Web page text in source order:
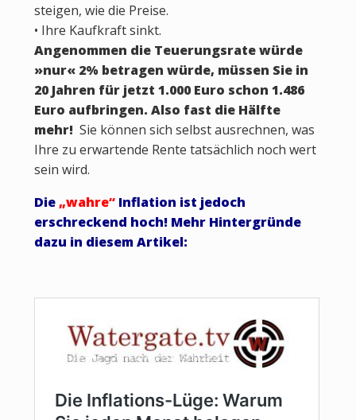
steigen, wie die Preise.
• Ihre Kaufkraft sinkt.
Angenommen die Teuerungsrate würde
»nur« 2% betragen würde, müssen Sie in
20 Jahren für jetzt 1.000 Euro schon 1.486
Euro aufbringen. Also fast die Hälfte
mehr! Sie können sich selbst ausrechnen, was
Ihre zu erwartende Rente tatsächlich noch wert
sein wird.
Die„wahre“Inflation ist jedoch
erschreckend hoch! Mehr Hintergründe
dazu in diesem Artikel: